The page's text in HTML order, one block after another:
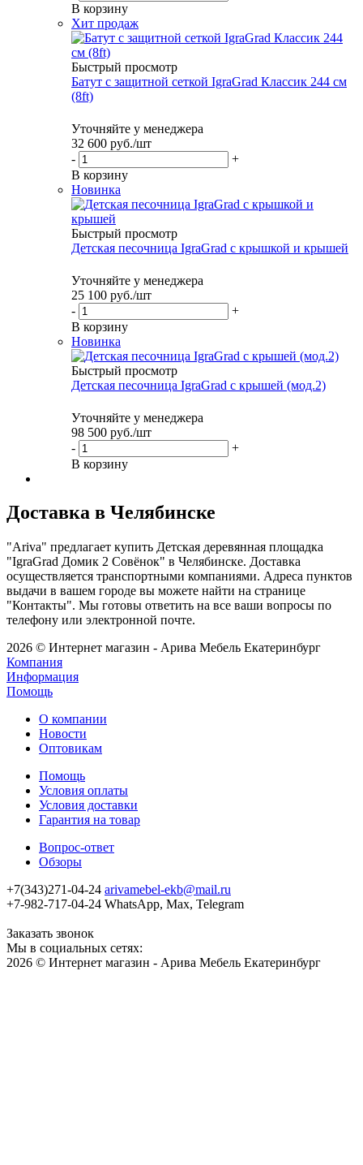
В корзину
Хит продаж
Быстрый просмотр
Батут с защитной сеткой IgraGrad Классик 244 см
(8ft)
Уточняйте у менеджера
32 600 руб./шт
-
+
В корзину
Новинка
Быстрый просмотр
Детская песочница IgraGrad с крышкой и крышей
Уточняйте у менеджера
25 100 руб./шт
-
+
В корзину
Новинка
Быстрый просмотр
Детская песочница IgraGrad с крышей (мод.2)
Уточняйте у менеджера
98 500 руб./шт
-
+
В корзину
Доставка в Челябинске
"Ariva" предлагает купить Детская деревянная площадка
"IgraGrad Домик 2 Совёнок" в Челябинске. Доставка
осуществляется транспортными компаниями. Адреса пунктов
выдачи в вашем городе вы можете найти на странице
"Контакты". Мы готовы ответить на все ваши вопросы по
телефону или электронной почте.
2026 © Интернет магазин - Арива Мебель Екатеринбург
Компания
Информация
Помощь
О компании
Новости
Оптовикам
Помощь
Условия оплаты
Условия доставки
Гарантия на товар
Вопрос-ответ
Обзоры
+7(343)271-04-24 arivamebel-ekb@mail.ru
+7-982-717-04-24 WhatsApp, Max, Telegram
Заказать звонок
Мы в социальных сетях:
2026 © Интернет магазин - Арива Мебель Екатеринбург